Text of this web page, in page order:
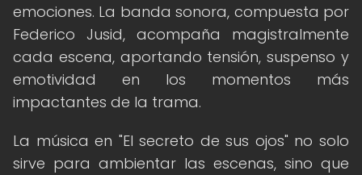
emociones. La banda sonora, compuesta por
Federico Jusid, acompaña magistralmente
cada escena, aportando tensión, suspenso y
emotividad en los momentos más
impactantes de la trama.
La música en "El secreto de sus ojos" no solo
sirve para ambientar las escenas, sino que